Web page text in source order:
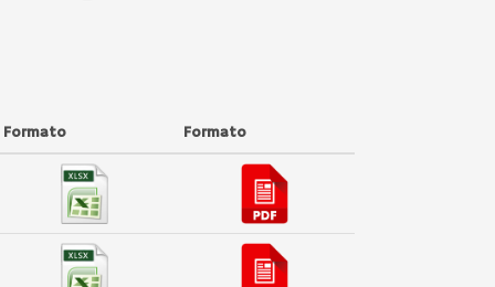
Formato Formato